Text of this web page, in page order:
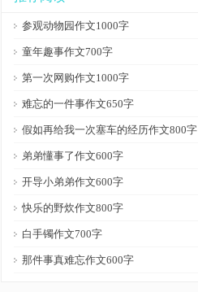
参观动物园作文1000字
童年趣事作文700字
第一次网购作文1000字
难忘的一件事作文650字
假如再给我一次塞车的经历作文800字
弟弟懂事了作文600字
开导小弟弟作文600字
快乐的野炊作文800字
白手镯作文700字
那件事真难忘作文600字